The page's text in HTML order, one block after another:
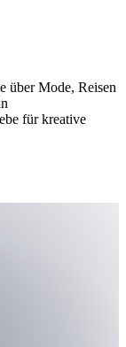
über Mode, Reisen
für kreative